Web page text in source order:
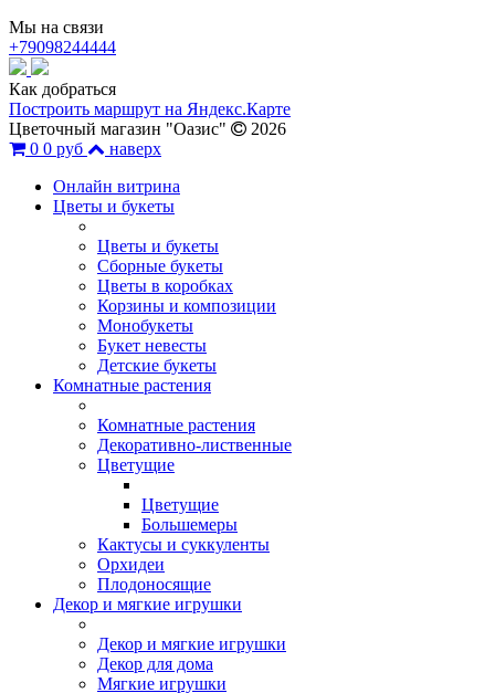
Мы на связи
+79098244444
Как добраться
Построить маршрут на Яндекс.Карте
Цветочный магазин "Оазис"
2026
0 0 руб
наверх
Онлайн витрина
Цветы и букеты
Цветы и букеты
Сборные букеты
Цветы в коробках
Корзины и композиции
Монобукеты
Букет невесты
Детские букеты
Комнатные растения
Комнатные растения
Декоративно-лиственные
Цветущие
Цветущие
Большемеры
Кактусы и суккуленты
Орхидеи
Плодоносящие
Декор и мягкие игрушки
Декор и мягкие игрушки
Декор для дома
Мягкие игрушки